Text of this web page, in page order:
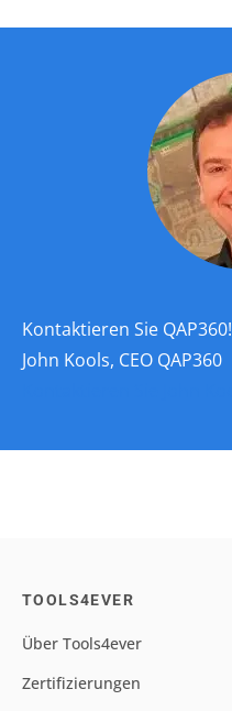
Kontaktieren Sie QAP360!
John Kools, CEO QAP360
TOOLS4EVER
Über Tools4ever
Zertifizierungen